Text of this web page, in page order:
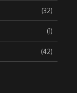
(32)
(1)
(42)